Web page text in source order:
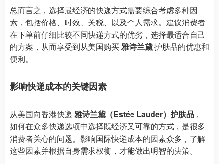
总而言之，选择最经济的快递方式需要综合考虑多种因
素，包括价格、时效、关税、以及个人需求。建议消费者
在下单前仔细比较不同快递方式的优劣，选择最适合自己
的方案，从而享受到从美国购买雅诗兰黛护肤品的优惠和
便利。
影响快递成本的关键因素
从美国向香港快递 雅诗兰黛（Estée Lauder）护肤品 ，
如何在众多快递选项中选择既经济又可靠的方式，是很多
消费者关心的问题。影响国际快递成本的因素众多，了解
这些因素并根据自身需求权衡，才能做出明智的决策。